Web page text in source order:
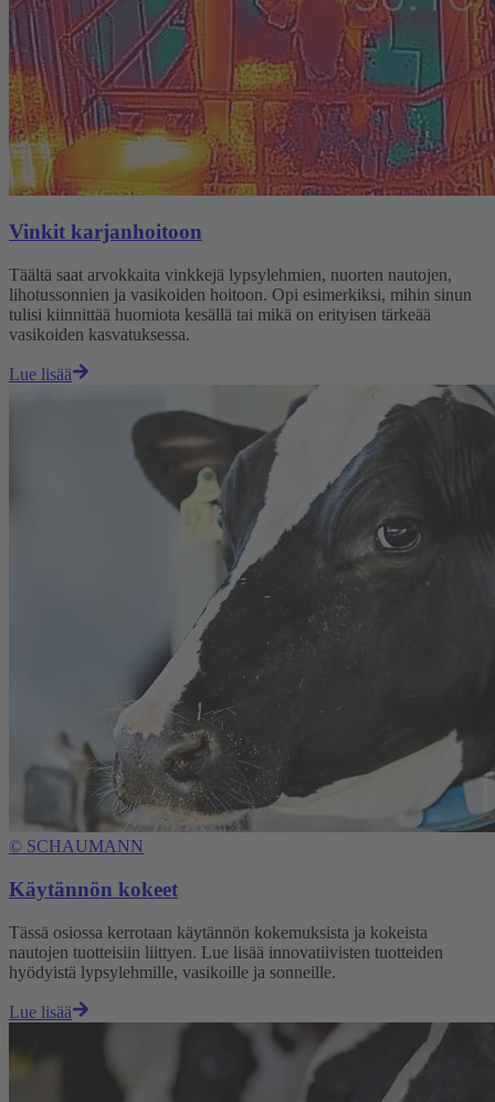
Vinkit karjanhoitoon
Täältä saat arvokkaita vinkkejä lypsylehmien, nuorten nautojen,
lihotussonnien ja vasikoiden hoitoon. Opi esimerkiksi, mihin sinun
tulisi kiinnittää huomiota kesällä tai mikä on erityisen tärkeää
vasikoiden kasvatuksessa.
Lue lisää
© SCHAUMANN
Käytännön kokeet
Tässä osiossa kerrotaan käytännön kokemuksista ja kokeista
nautojen tuotteisiin liittyen. Lue lisää innovatiivisten tuotteiden
hyödyistä lypsylehmille, vasikoille ja sonneille.
Lue lisää